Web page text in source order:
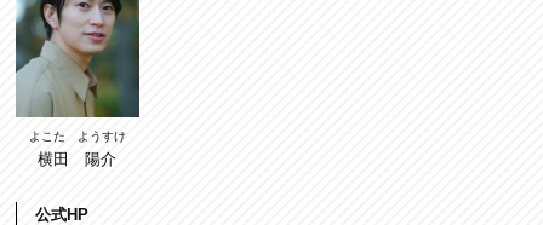
よこた ようすけ
横田 陽介
公式HP